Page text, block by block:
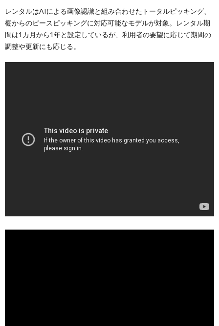
レンタルはAIによる画像認識と組み合わせたトータルピッキング、
棚からのピースピッキングに対応可能なモデルが対象。レンタル期
間は1カ月から1年と設定しているが、利用者の要望に応じて期間の
調整や更新にも応じる。